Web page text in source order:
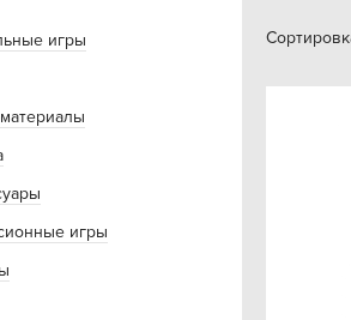
игры
игры